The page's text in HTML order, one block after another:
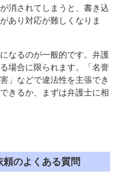
消されてしまうと、書き込
あり対応が難しくなりま
なるのが一般的です。弁護
場合に限られます。「名誉
」などで違法性を主張でき
きるか、まずは弁護士に相
のよくある質問